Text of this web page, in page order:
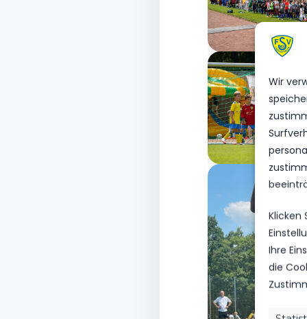
Wir
Klicken
Ihre
die